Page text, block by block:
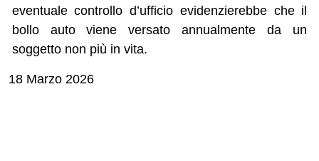
eventuale controllo d’ufficio evidenzierebbe che il
bollo auto viene versato annualmente da un
soggetto non più in vita.
18 Marzo 2026